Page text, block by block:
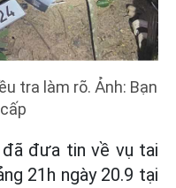
tra làm rõ. Ảnh: Bạn
đưa tin về vụ tai
21h ngày 20.9 tại